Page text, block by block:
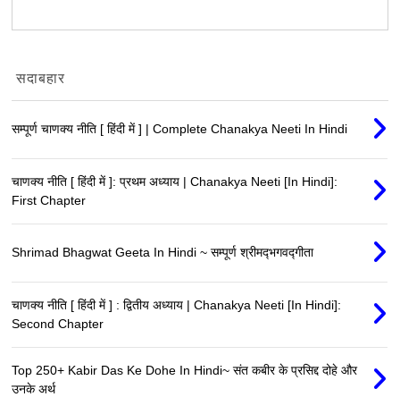
सदाबहार
सम्पूर्ण चाणक्य नीति [ हिंदी में ] | Complete Chanakya Neeti In Hindi
चाणक्य नीति [ हिंदी में ]: प्रथम अध्याय | Chanakya Neeti [In Hindi]:
First Chapter
Shrimad Bhagwat Geeta In Hindi ~ सम्पूर्ण श्रीमद्‍भगवद्‍गीता
चाणक्य नीति [ हिंदी में ] : द्वितीय अध्याय | Chanakya Neeti [In Hindi]:
Second Chapter
Top 250+ Kabir Das Ke Dohe In Hindi~ संत कबीर के प्रसिद्द दोहे और
उनके अर्थ